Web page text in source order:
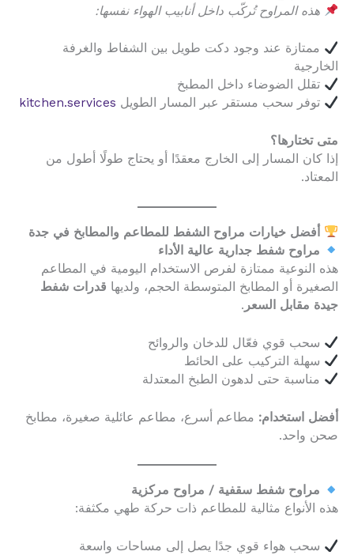
هذه المراوح تُركّب داخل أنابيب الهواء نفسها:
ممتازة عند وجود دكت طويل بين الشفاط والغرفة
الخارجية
تقلل الضوضاء داخل المطبخ
توفر سحب مستقر عبر المسار الطويل kitchen.services
متى تختارها؟
إذا كان المسار إلى الخارج معقدًا أو يحتاج طولًا أطول من
المعتاد.
أفضل خيارات مراوح الشفط للمطاعم والمطابخ في جدة
مراوح شفط جدارية عالية الأداء
هذه النوعية ممتازة لفرص الاستخدام اليومية في المطاعم
الصغيرة أو المطابخ المتوسطة الحجم، ولديها قدرات شفط
جيدة مقابل السعر .
سحب قوي فعّال للدخان والروائح
سهلة التركيب على الحائط
مناسبة حتى لدهون الطبخ المعتدلة
أفضل استخدام: مطاعم أسرع، مطاعم عائلية صغيرة، مطابخ
صحن واحد.
مراوح شفط سقفية / مراوح مركزية
هذه الأنواع مثالية للمطاعم ذات حركة طهي مكثفة:
سحب هواء قوي جدًا يصل إلى مساحات واسعة